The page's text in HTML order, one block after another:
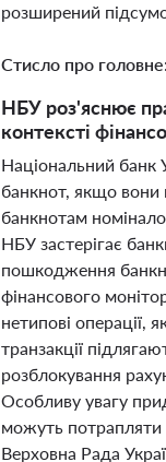
розширений
Стисло про головне:
НБУ роз'яснює
контексті
Національний банк
банкнот, якщо вони
банкнотам
НБУ застерігає
пошкодження
фінансового
нетипові операції,
транзакції
розблокування
Особливу увагу
можуть потрапляти
Верховна Рада